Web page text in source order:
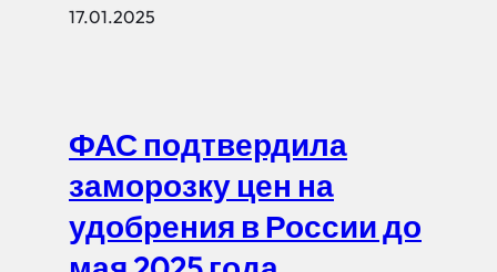
17.01.2025
ФАС подтвердила
заморозку цен на
удобрения в России до